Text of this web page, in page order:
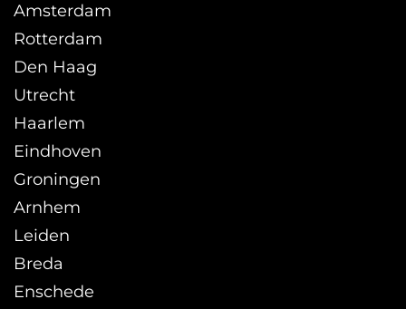
Amsterdam
Rotterdam
Den Haag
Utrecht
Haarlem
Eindhoven
Groningen
Arnhem
Leiden
Breda
Enschede